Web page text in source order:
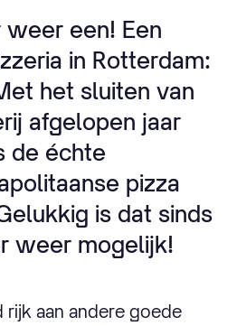
een! Een
in Rotterdam:
het sluiten van
afgelopen jaar
de échte
pizza
is dat sinds
weer mogelijk!
rijk aan andere goede